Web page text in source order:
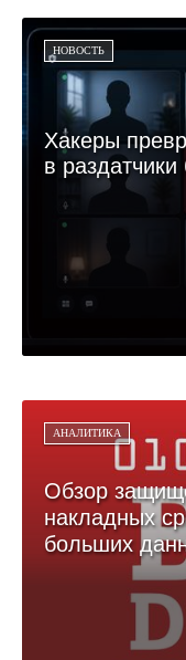
НОВОСТЬ
Хакеры
в раздатчики
АНАЛИТИКА
Обзор
накладных
больших